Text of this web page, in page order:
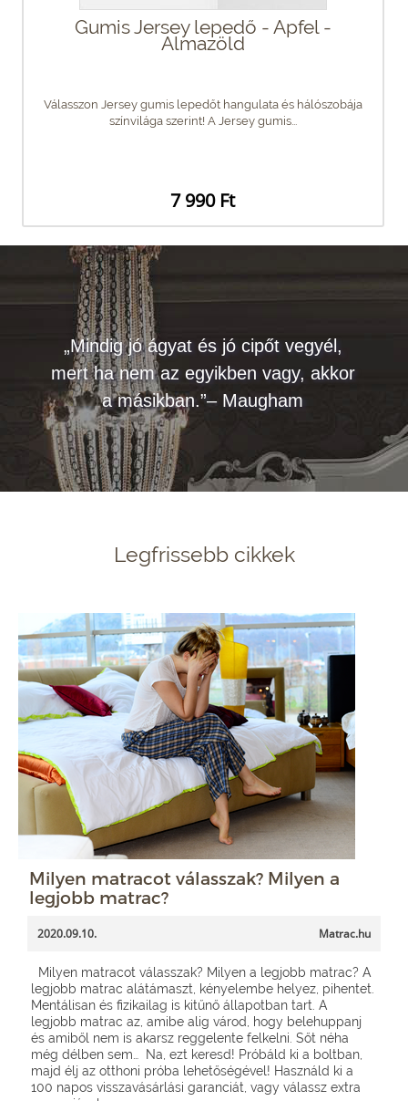
Gumis Jersey lepedő - Apfel -
Almazöld
Válasszon Jersey gumis lepedőt hangulata és hálószobája
színvilága szerint! A Jersey gumis...
7 990 Ft
„Mindig jó ágyat és jó cipőt vegyél,
mert ha nem az egyikben vagy, akkor
a másikban.”– Maugham
Legfrissebb cikkek
Milyen matracot válasszak? Milyen a
legjobb matrac?
2020.09.10. Matrac.hu
Milyen matracot válasszak? Milyen a legjobb matrac? A
legjobb matrac alátámaszt, kényelembe helyez, pihentet.
Mentálisan és fizikailag is kitűnő állapotban tart. A
legjobb matrac az, amibe alig várod, hogy belehuppanj
és amiből nem is akarsz reggelente felkelni. Sőt néha
még délben sem… Na, ezt keresd! Próbáld ki a boltban,
majd élj az otthoni próba lehetőségével! Használd ki a
100 napos visszavásárlási garanciát, vagy válassz extra